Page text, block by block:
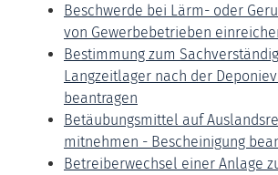
Beschwerde bei Lärm- oder
von Gewerbebetrieben
Bestimmung zum
Langzeitlager nach der
beantragen
Betäubungsmittel auf
mitnehmen - Bescheinigung
Betreiberwechsel einer Anlage